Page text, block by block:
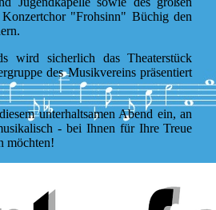
"Frohsinn" Büchig den
wird sicherlich das Theaterstück
des Musikvereins präsentiert
unterhaltsamen Abend ein, an
- bei Ihnen für Ihre Treue
möchten!